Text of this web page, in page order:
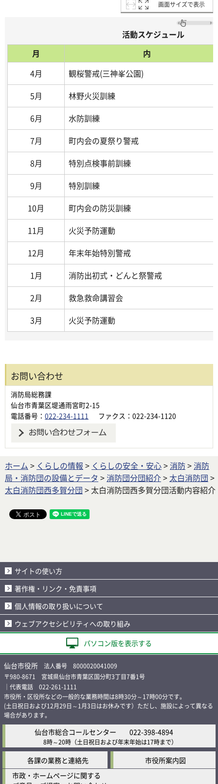
画面サイズで表示
活動スケジュール
月
内
4月
観桜警戒(三神峯公園)
5月
林野火災訓練
6月
水防訓練
7月
町内会の夏祭り警戒
8月
特別点検事前訓練
9月
特別訓練
10月
町内会の防災訓練
11月
火災予防運動
12月
年末年始特別警戒
1月
消防出初式・どんと祭警戒
2月
救急救命講習会
3月
火災予防運動
お問い合わせ
消防局総務課
仙台市青葉区堤通雨宮町2-15
電話番号： 022-234-1111 ファクス：022-234-1120
ホーム > くらしの情報 > くらしの安全・安心> 消防> 消防
局・消防団の設備とデータ > 消防団分団紹介> 太白消防団 >
太白消防団西多賀分団 > 太白消防団西多賀分団活動内容紹介
サイトの使い方
著作権・リンク・免責事項
個人情報の取り扱いについて
ウェブアクセシビリティへの取り組み
パソコン版を表示する
仙台市役所 法人番号 8000020041009
〒980-8671 宮城県仙台市青葉区国分町3丁目7番1号
｜代表電話 022-261-1111
市役所・区役所などの一般的な業務時間は8時30分～17時00分です。
(土日祝日および12月29日～1月3日はお休みです）ただし、施設によって異なる
場合があります。
仙台市総合コールセンター 022-398-4894
8時～20時 （土日祝日および年末年始は17時まで）
各課の業務と連絡先
市役所案内図
市政・ホームページに関する